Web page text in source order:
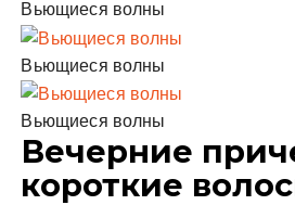
Вьющиеся волны
Вьющиеся волны
Вьющиеся волны
Вечерние
короткие